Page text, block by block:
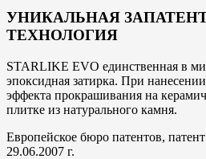
УНИКАЛЬНАЯ
ТЕХНОЛОГИЯ
STARLIKE EVO единственная в
эпоксидная затирка. При
эффекта прокрашивания на
плитке из натурального камня.
Европейское бюро патентов,
29.06.2007 г.